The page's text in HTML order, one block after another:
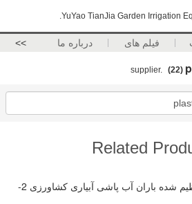
YuYao TianJia Garden Irrigation
فیلم های درباره ما >>
(22)
Related
1 1/2" آب تنظیم شده باران آب پاشی آبیاری کشاورزی 2-